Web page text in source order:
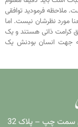
ملاحظه فرمودید توافقی
مورد نظرشان نیست. اما
کرامت ذاتی هستند و یک
جهت انسان بودنش یک